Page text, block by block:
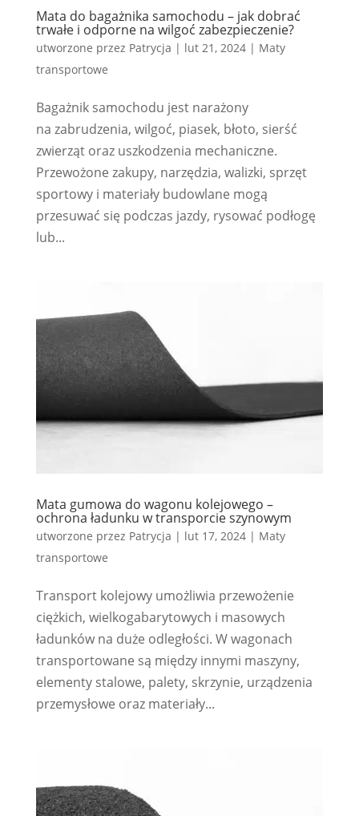
Mata do bagażnika samochodu – jak dobrać
trwałe i odporne na wilgoć zabezpieczenie?
utworzone przez Patrycja | lut 21, 2024| Maty
transportowe
Bagażnik samochodu jest narażony
na zabrudzenia, wilgoć, piasek, błoto, sierść
zwierząt oraz uszkodzenia mechaniczne.
Przewożone zakupy, narzędzia, walizki, sprzęt
sportowy i materiały budowlane mogą
przesuwać się podczas jazdy, rysować podłogę
lub...
Mata gumowa do wagonu kolejowego –
ochrona ładunku w transporcie szynowym
utworzone przez Patrycja | lut 17, 2024| Maty
transportowe
Transport kolejowy umożliwia przewożenie
ciężkich, wielkogabarytowych i masowych
ładunków na duże odległości. W wagonach
transportowane są między innymi maszyny,
elementy stalowe, palety, skrzynie, urządzenia
przemysłowe oraz materiały...